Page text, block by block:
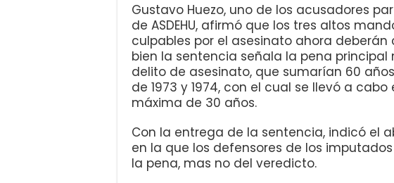
Gustavo Huezo, uno de los acusadores
de ASDEHU, afirmó que los tres altos
culpables por el asesinato ahora deberán
bien la sentencia señala la pena principal
delito de asesinato, que sumarían 60
de 1973 y 1974, con el cual se llevó a
máxima de 30 años.
Con la entrega de la sentencia, indicó el
en la que los defensores de los
la pena, mas no del veredicto.